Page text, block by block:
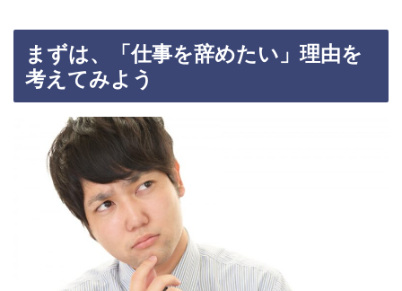
まずは、「仕事を辞めたい」理由を
考えてみよう